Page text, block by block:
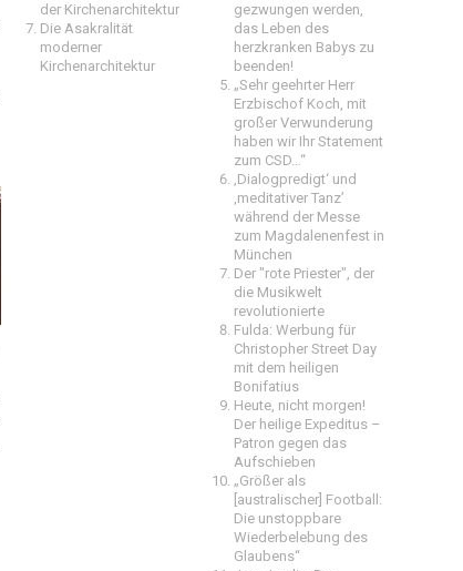
der Kirchenarchitektur
Die Asakralität
moderner
Kirchenarchitektur
gezwungen werden,
das Leben des
herzkranken Babys zu
beenden!
„Sehr geehrter Herr
Erzbischof Koch, mit
großer Verwunderung
haben wir Ihr Statement
zum CSD…“
‚Dialogpredigt‘ und
‚meditativer Tanz’
während der Messe
zum Magdalenenfest in
München
Der "rote Priester", der
die Musikwelt
revolutionierte
Fulda: Werbung für
Christopher Street Day
mit dem heiligen
Bonifatius
Heute, nicht morgen!
Der heilige Expeditus –
Patron gegen das
Aufschieben
„Größer als
[australischer] Football:
Die unstoppbare
Wiederbelebung des
Glaubens“